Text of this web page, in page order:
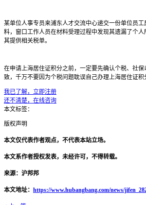
某单位人事专员来浦东人才交流中心递交一份单位员
料，窗口工作人员在材料受理过程中发现其遗漏了个
其提供相关税单。
在申请上海居住证积分之前，一定要先确认个税、社
致，千万不要因为个税问题耽误自己办理上海居住证积
我已了解，立即注册
还不清楚，在线咨询
本文标签：
版权声明
本文仅代表作者观点，不代表本站立场。
本文系作者授权发表，未经许可，不得转载。
来源：沪邦邦
本文地址： https://www.hubangbang.com/news/